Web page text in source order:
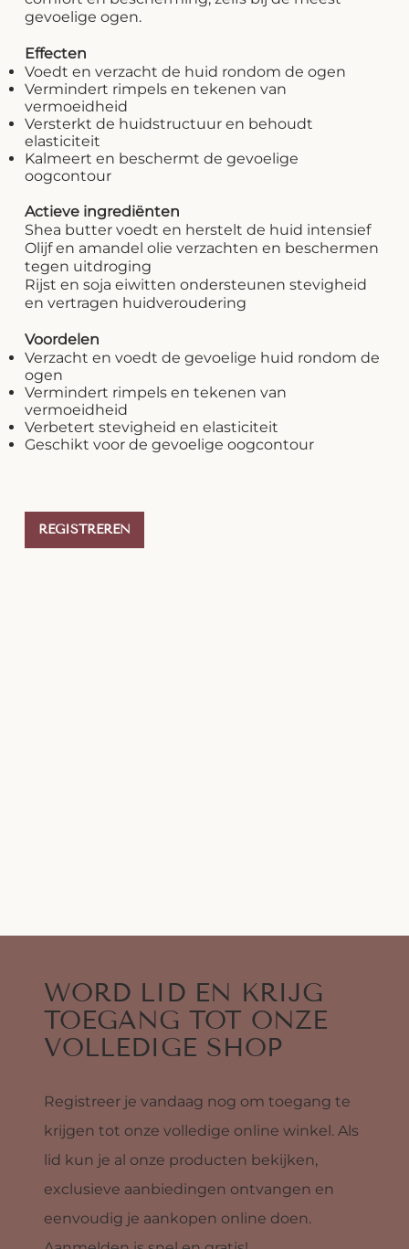
gevoelige ogen.
Effecten
Voedt en verzacht de huid rondom de ogen
Vermindert rimpels en tekenen van
vermoeidheid
Versterkt de huidstructuur en behoudt
elasticiteit
Kalmeert en beschermt de gevoelige
oogcontour
Actieve ingrediënten
Shea butter voedt en herstelt de huid intensief
Olijf en amandel olie verzachten en beschermen
tegen uitdroging
Rijst en soja eiwitten ondersteunen stevigheid
en vertragen huidveroudering
Voordelen
Verzacht en voedt de gevoelige huid rondom de
ogen
Vermindert rimpels en tekenen van
vermoeidheid
Verbetert stevigheid en elasticiteit
Geschikt voor de gevoelige oogcontour
REGISTREREN
WORD LID EN KRIJG
TOEGANG TOT ONZE
VOLLEDIGE SHOP
Registreer je vandaag nog om toegang te
krijgen tot onze volledige online winkel. Als
lid kun je al onze producten bekijken,
exclusieve aanbiedingen ontvangen en
eenvoudig je aankopen online doen.